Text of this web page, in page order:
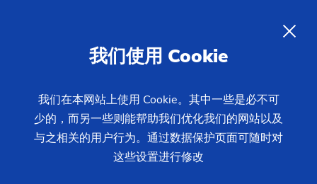
我们使用 Cookie
我们在本网站上使用 Cookie。其中一些是必不可
少的，而另一些则能帮助我们优化我们的网站以及
与之相关的用户行为。通过数据保护页面可随时对
这些设置进行修改